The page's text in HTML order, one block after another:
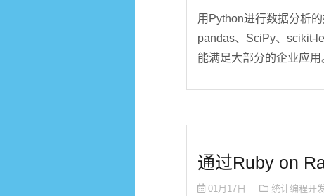
用Python进行数据分析
pandas、SciPy、scikit-
能满足大部分的企业应
通过Ruby on
01月17日 统计编程开